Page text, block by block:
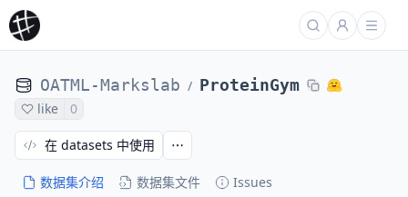
OATML-Markslab / ProteinGym
like 0
数据集介绍 数据集文件 Issues
在 datasets 中使用